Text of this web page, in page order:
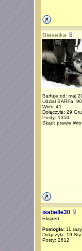
Dieselka
Barfuje od: maj
Udział BARFa:
Wiek: 41
Dołączyła: 29
Posty: 1350
Skąd: prawie
isabelle30
Ekspert
Pomogła:11 razy
Dołączyła: 19
Posty: 2612